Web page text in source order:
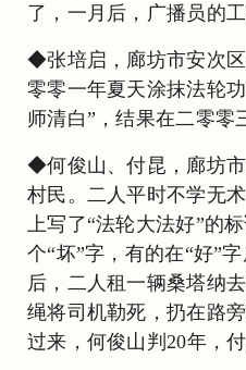
了，一月后，广播员的工
◆张培启，廊坊市安次
零零一年夏天涂抹法轮
师清白”，结果在二零零
◆何俊山、付昆，廊坊
村民。二人平时不学无
上写了“法轮大法好”的
个“坏”字，有的在“好”
后，二人租一辆桑塔纳
绳将司机勒死，扔在路
过来，何俊山判20年，付